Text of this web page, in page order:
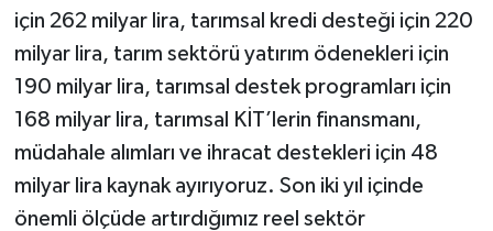
için 262 milyar lira, tarımsal kredi desteği için 220
milyar lira, tarım sektörü yatırım ödenekleri için
190 milyar lira, tarımsal destek programları için
168 milyar lira, tarımsal KİT’lerin finansmanı,
müdahale alımları ve ihracat destekleri için 48
milyar lira kaynak ayırıyoruz. Son iki yıl içinde
önemli ölçüde artırdığımız reel sektör